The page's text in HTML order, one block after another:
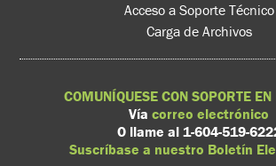
Acceso a Soporte Técnico
Carga de Archivos
COMUNÍQUESE CON SOPORTE
Vía correo electrónico
O llame al 1-604-519-
Suscríbase a nuestro Boletín